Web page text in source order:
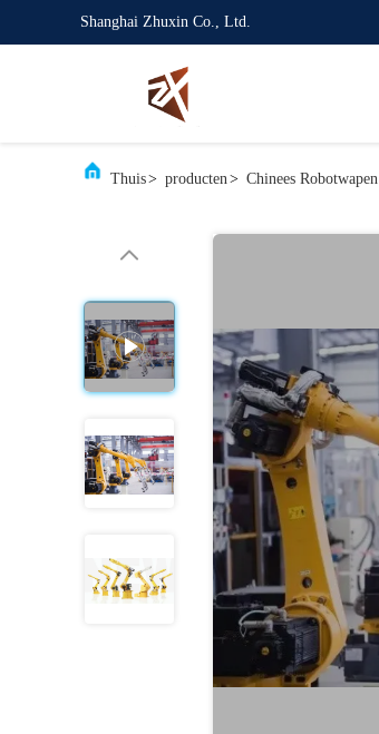
Shanghai Zhuxin Co., Ltd.
Thuis> producten> Chinees Robotwapen